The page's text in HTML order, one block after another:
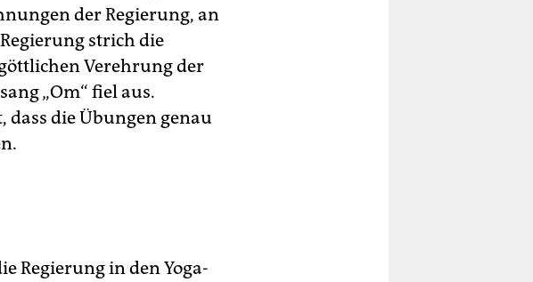
der Regierung, an
strich die
Verehrung der
„Om“ fiel aus.
die Übungen genau
Regierung in den Yoga-